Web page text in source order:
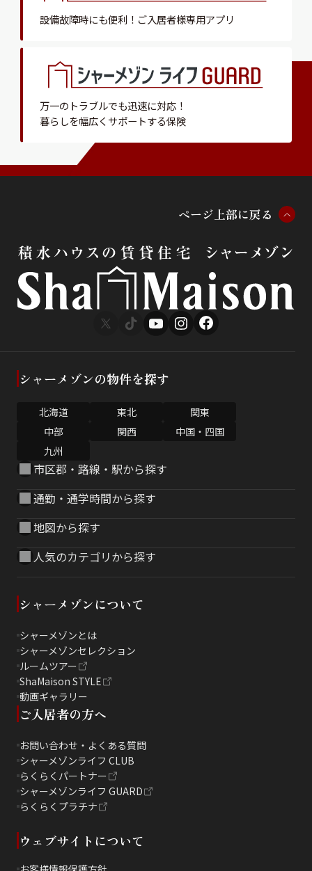
設備故障時にも便利！ ご入居者様専用アプリ
万一のトラブルでも迅速に対応！
暮らしを幅広くサポートする保険
ページ 上部に戻る
シャーメゾンの物件を探す
北海道 東北
関東
中部
関西
中国・四国
九州
市区郡・路線・駅から探す
通勤・通学時間から探す
地図から探す
人気のカテゴリから探す
シャーメゾンについて
シャーメゾンとは
シャーメゾンセレクション
ルームツアー
ShaMaison STYLE
動画ギャラリー
ご入居者の方へ
お問い合わせ・よくある質問
シャーメゾンライフ CLUB
らくらくパートナー
シャーメゾンライフ GUARD
らくらくプラチナ
ウェブサイトについて